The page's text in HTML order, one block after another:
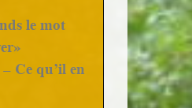
le mot
Ce qu’il en